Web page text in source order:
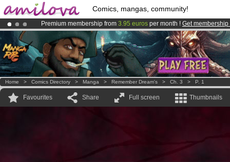
Comics, mangas, community!
Premium membership from 3.95 euros per month ! Get membership
Already 100000membersand 1000comics & mangas!.
AmilovaKickstarter is now LIVE!.
Home > Comics Directory > Manga > Remember Dream's > Ch. 3 > P. 1
Favourites Share Full screen Thumbnails